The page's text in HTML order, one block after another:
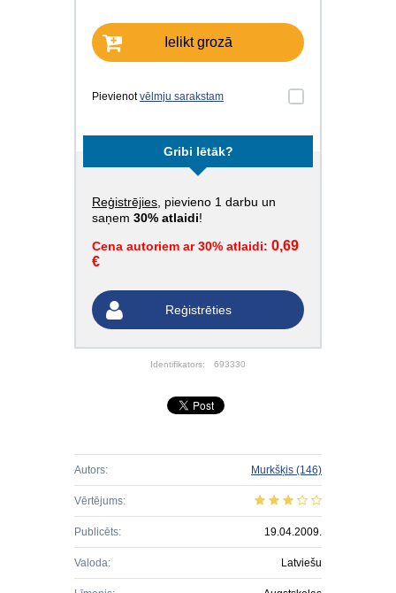
Ielikt grozā
Pievienotvēlmju sarakstam
Gribi lētāk?
Reģistrējies , pievieno 1 darbu un
saņem 30% atlaidi!
Cena autoriem ar 30% atlaidi: 0,69
€
Reģistrēties
Identifikators: 693330
Autors: Murkšķis (146)
Vērtējums:
Publicēts: 19.04.2009.
Valoda: Latviešu